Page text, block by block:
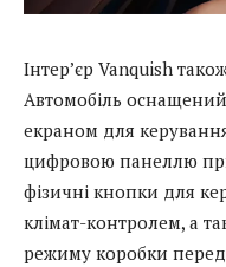
Інтер’єр Vanquish
Автомобіль
екраном для
цифровою панеллю
фізичні кнопки для
клімат-контролем, а
режиму коробки